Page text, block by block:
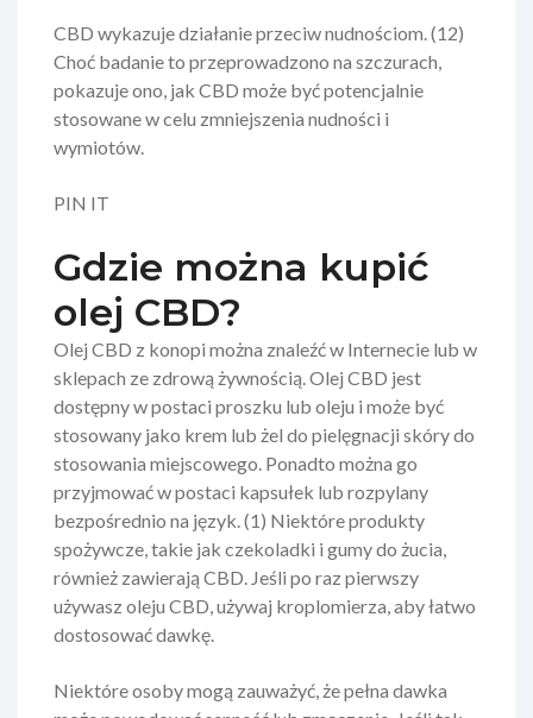
CBD wykazuje działanie przeciw nudnościom. (12)
Choć badanie to przeprowadzono na szczurach,
pokazuje ono, jak CBD może być potencjalnie
stosowane w celu zmniejszenia nudności i
wymiotów.
PIN IT
Gdzie można kupić
olej CBD?
Olej CBD z konopi można znaleźć w Internecie lub w
sklepach ze zdrową żywnością. Olej CBD jest
dostępny w postaci proszku lub oleju i może być
stosowany jako krem lub żel do pielęgnacji skóry do
stosowania miejscowego. Ponadto można go
przyjmować w postaci kapsułek lub rozpylany
bezpośrednio na język. (1) Niektóre produkty
spożywcze, takie jak czekoladki i gumy do żucia,
również zawierają CBD. Jeśli po raz pierwszy
używasz oleju CBD, używaj kroplomierza, aby łatwo
dostosować dawkę.
Niektóre osoby mogą zauważyć, że pełna dawka